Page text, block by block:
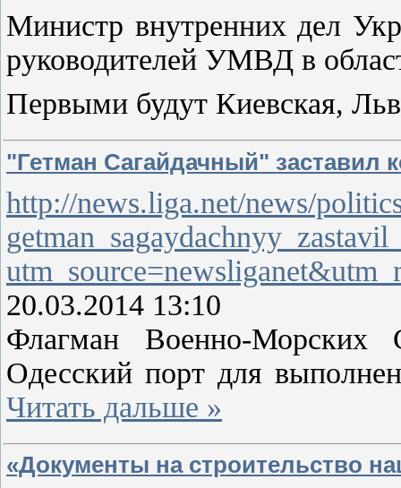
Министр внутренних дел
руководителей УМВД в
Первыми будут Киевская,
"Гетман Сагайдачный"
http://news.liga.net/news/
20.03.2014 13:10
Флагман Военно-Морских
Одесский порт для
Читать дальше »
«Документы на строительство